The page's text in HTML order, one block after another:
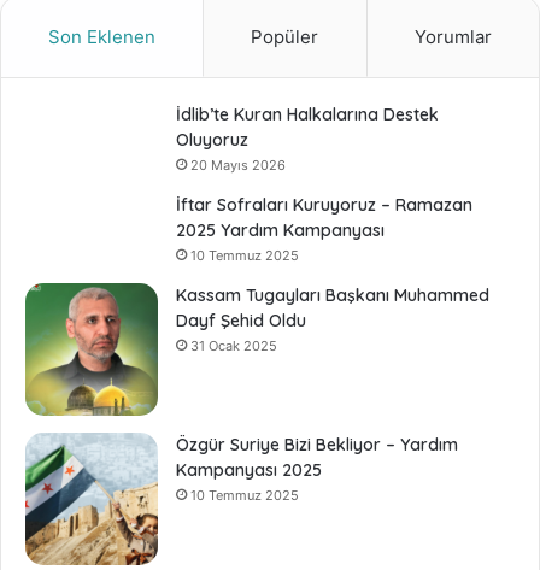
Son Eklenen Popüler Yorumlar
İdlib’te Kuran Halkalarına Destek
Oluyoruz
20 Mayıs 2026
İftar Sofraları Kuruyoruz – Ramazan
2025 Yardım Kampanyası
10 Temmuz 2025
Kassam Tugayları Başkanı Muhammed
Dayf Şehid Oldu
31 Ocak 2025
Özgür Suriye Bizi Bekliyor – Yardım
Kampanyası 2025
10 Temmuz 2025